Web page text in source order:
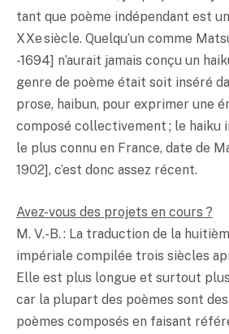
tant que poème indépendant est
XXe siècle. Quelqu’un comme
-1694] n’aurait jamais conçu un
genre de poème était soit inséré
prose, haibun, pour exprimer une
composé collectivement ; le haiku
le plus connu en France, date de
1902], c’est donc assez récent.
Avez-vous des projets en cours ?
M. V.-B. : La traduction de la
impériale compilée trois siècles
Elle est plus longue et surtout
car la plupart des poèmes sont
poèmes composés en faisant